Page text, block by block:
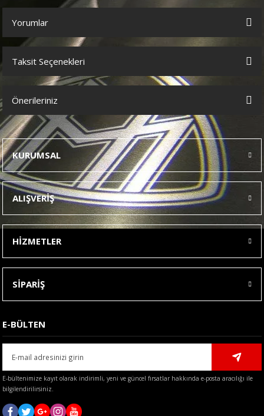
Yorumlar
Bu ürüne ilk yorumu siz yapın!
Taksit Seçenekleri
Önerileriniz
Bu ürünün fiyat bilgisi, resim, ürün açıklamalarında ve diğer
konularda yetersiz gördüğünüz noktaları öneri formunu kullanarak
tarafımıza iletebilirsiniz.
Görüş ve önerileriniz için teşekkür ederiz.
Ürün resmi kalitesiz, bozuk veya görüntülenemiyor.
Ürün açıklamasında eksik bilgiler bulunuyor.
Ürün bilgilerinde hatalar bulunuyor.
Ürün fiyatı diğer sitelerden daha pahalı.
Bu ürüne benzer farklı alternatifler olmalı.
Gönder
KURUMSAL
ALIŞVERİŞ
HİZMETLER
SİPARİŞ
E-BÜLTEN
E-bültenimize kayıt olarak indirimli, yeni ve güncel fırsatlar hakkında e-posta aracılığı ile
bilgilendirilirsiniz.